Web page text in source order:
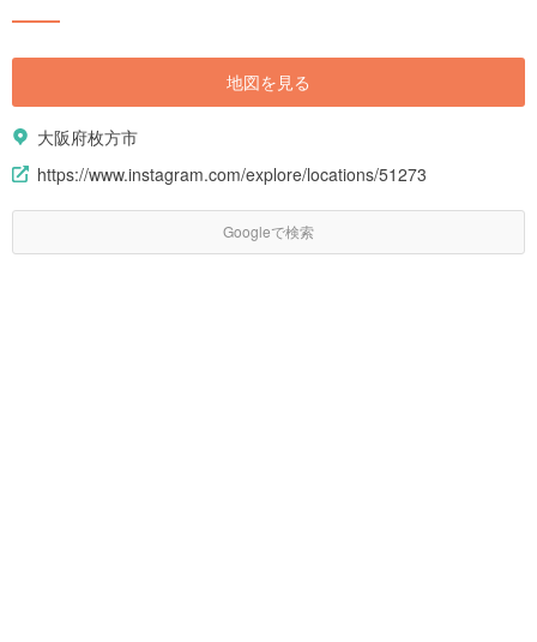
地図を見る
大阪府枚方市
https://www.instagram.com/explore/locations/51273
Googleで検索